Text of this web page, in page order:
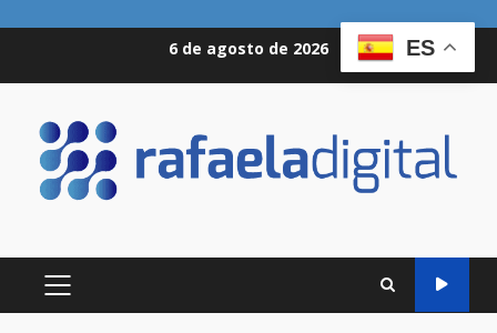
6 de agosto de 2026
MENÚ
PRINCIPAL
ES